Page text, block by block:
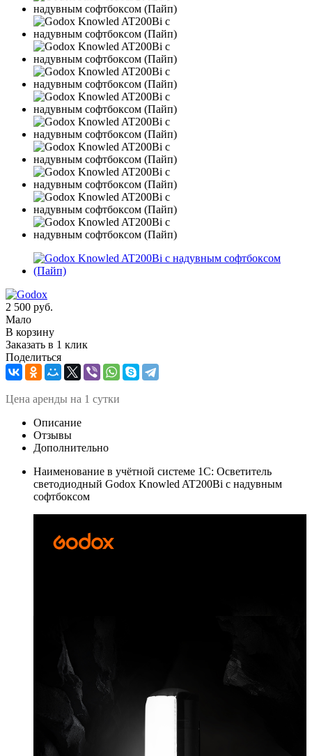
2 500 руб.
Мало
В корзину
Заказать в 1 клик
Поделиться
Цена аренды на 1 сутки
Описание
Отзывы
Дополнительно
Наименование в учётной системе 1С: Осветитель
светодиодный Godox Knowled AT200Bi с надувным
софтбоксом